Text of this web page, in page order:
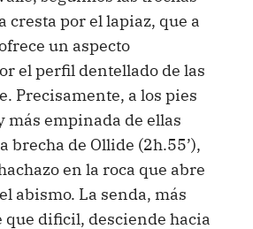
cresta por el lapiaz, que a
un aspecto
el perfil dentellado de las
Precisamente, a los pies
más empinada de ellas
brecha de Ollide (2h.55’),
en la roca que abre
abismo. La senda, más
dificil, desciende hacia